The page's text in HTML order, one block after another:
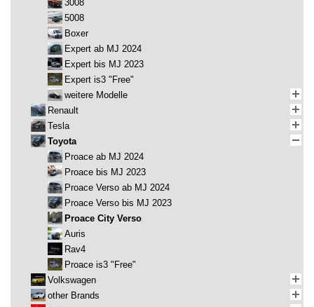
3008
5008
Boxer
Expert ab MJ 2024
Expert bis MJ 2023
Expert is3 "Free"
weitere Modelle
Renault
Tesla
Toyota
Proace ab MJ 2024
Proace bis MJ 2023
Proace Verso ab MJ 2024
Proace Verso bis MJ 2023
Proace City Verso
Auris
Rav4
Proace is3 "Free"
Volkswagen
other Brands